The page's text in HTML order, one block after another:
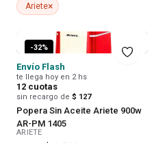
Ariete×
-32%
Envío Flash
te llega hoy en 2 hs
12 cuotas
sin recargo de $ 127
Popera Sin Aceite Ariete 900w
AR-PM 1405
ARIETE